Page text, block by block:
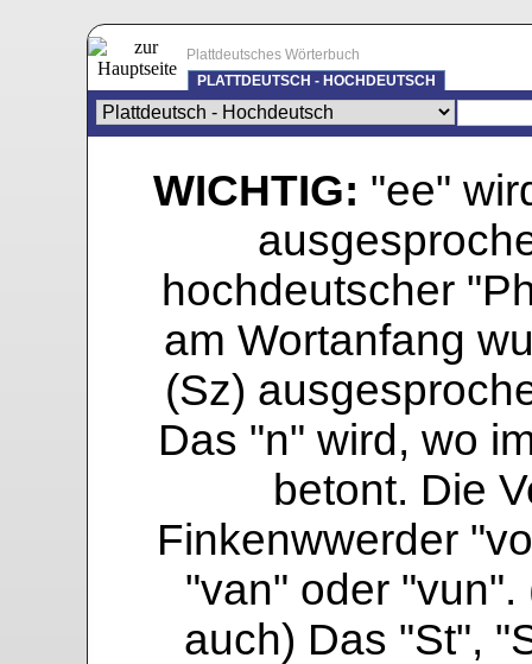
Plattdeutsches Wörterbuch
PLATTDEUTSCH - HOCHDEUTSCH
WICHTIG: "ee"
hochdeutscher
am Wortanfang
(Sz)
Das "n" wird, wo
betont. Die
Finkenwwerder
"van" oder "vun".
auch) Das "St",